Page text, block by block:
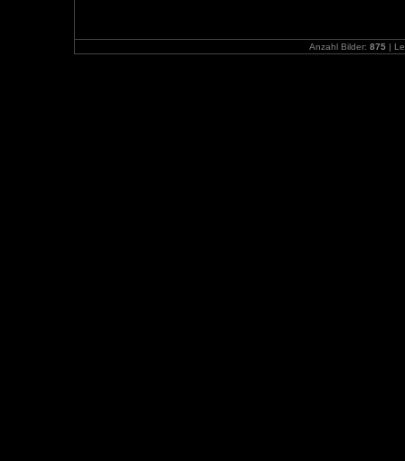
Anzahl Bilder: 875|